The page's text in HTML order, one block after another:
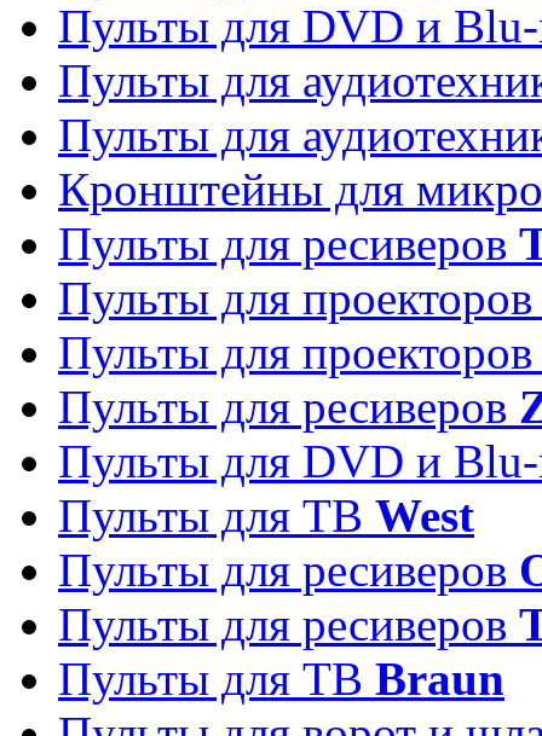
Пульты для DVD и
Пульты для
Пульты для
Кронштейны для
Пульты для ресиверов
Пульты для
Пульты для
Пульты для ресиверов
Пульты для DVD и
Пульты для ТВ West
Пульты для ресиверов
Пульты для ресиверов
Пульты для ТВ Braun